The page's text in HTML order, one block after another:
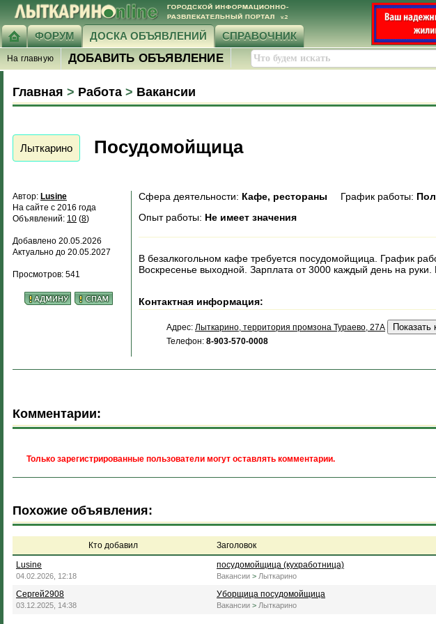
ФОРУМ ДОСКА ОБЪЯВЛЕНИЙ СПРАВОЧНИК
На главную ДОБАВИТЬ ОБЪЯВЛЕНИЕ
Главная > Работа > Вакансии
Лыткарино Посудомойщица
Автор: Lusine
На сайте с 2016 года
Объявлений: 10 (8)
Добавлено 20.05.2026
Актуально до 20.05.2027
Просмотров: 541
Сфера деятельности: Кафе, рестораны График работы:
Опыт работы: Не имеет значения
В безалкогольном кафе требуется посудомойщица. График
Воскресенье выходной. Зарплата от 3000 каждый день на
Контактная информация:
Адрес: Лыткарино, территория промзона Тураево, 27А
Телефон: 8-903-570-0008
Комментарии:
Только зарегистрированные пользователи могут оставлять комментарии.
Похожие объявления:
Кто добавил Заголовок
Lusine
04.02.2026, 12:18
посудомойщица (кухработница)
Вакансии > Лыткарино
Сергей2908
03.12.2025, 14:38
Уборщица посудомойщица
Вакансии > Лыткарино